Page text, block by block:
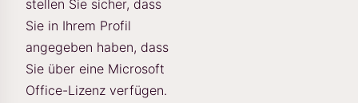
stellen Sie sicher, dass
Sie in Ihrem Profil
angegeben haben, dass
Sie über eine Microsoft
Office-Lizenz verfügen.